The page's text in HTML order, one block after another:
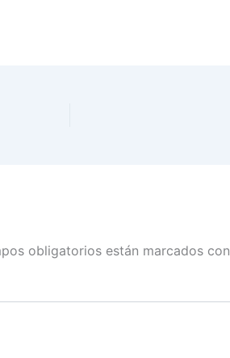
obligatorios están marcados con